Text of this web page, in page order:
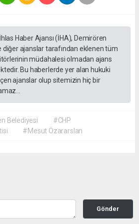
Haber Ajansı (İHA), Demirören
diğer ajanslar tarafından eklenen tüm
müdahalesi olmadan ajans
Bu haberlerde yer alan hukuki
ajanslar olup sitemizin hiç bir
Belediyesi
#CHP
#Mesut Özararslan
Gönder